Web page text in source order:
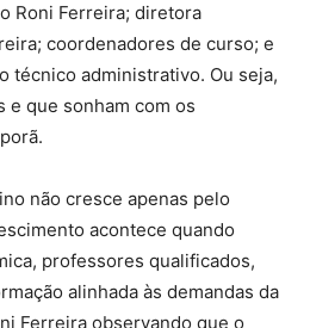
Roni Ferreira; diretora
coordenadores de curso; e
técnico administrativo. Ou seja,
e que sonham com os
não cresce apenas pelo
acontece quando
professores qualificados,
alinhada às demandas da
Ferreira observando que o